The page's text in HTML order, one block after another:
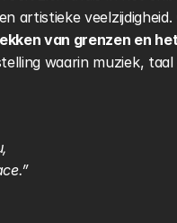
artistieke veelzijdigheid.
van grenzen en
waarin muziek,